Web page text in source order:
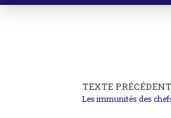
TEXTE PRÉCÉDENT
Les immunités des